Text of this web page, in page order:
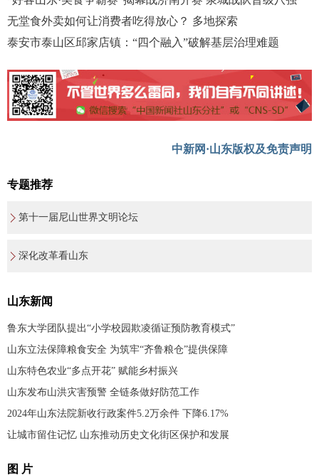
无堂食外卖如何让消费者吃得放心？ 多地探索
泰安市泰山区邱家店镇：“四个融入”破解基层治理难题
中新网·山东版权及免责声明
专题推荐
第十一届尼山世界文明论坛
深化改革看山东
山东新闻
鲁东大学团队提出“小学校园欺凌循证预防教育模式”
山东立法保障粮食安全 为筑牢“齐鲁粮仓”提供保障
山东特色农业“多点开花” 赋能乡村振兴
山东发布山洪灾害预警 全链条做好防范工作
2024年山东法院新收行政案件5.2万余件 下降6.17%
让城市留住记忆 山东推动历史文化街区保护和发展
图 片